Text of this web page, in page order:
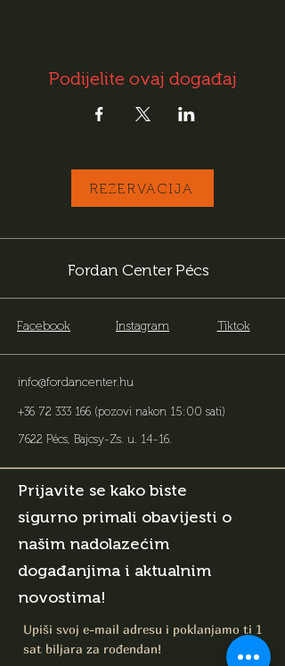
Podijelite ovaj događaj
REZERVACIJA
Fordan Center Pécs
Facebook Instagram Tiktok
info@fordancenter.hu
+36 72 333 166 (pozovi nakon 15:00 sati)
7622 Pécs, Bajcsy-Zs. u. 14-16.
Prijavite se kako biste
sigurno primali obavijesti o
našim nadolazećim
događanjima i aktualnim
novostima!
Upiši svoj e-mail adresu i poklanjamo ti 1
sat biljara za rođendan!